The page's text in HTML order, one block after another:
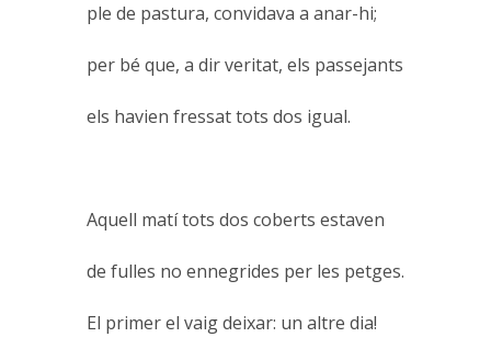
ple de pastura, convidava a anar-hi;
per bé que, a dir veritat, els passejants
els havien fressat tots dos igual.
Aquell matí tots dos coberts estaven
de fulles no ennegrides per les petges.
El primer el vaig deixar: un altre dia!